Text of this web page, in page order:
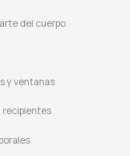
del cuerpo
y ventanas
recipientes